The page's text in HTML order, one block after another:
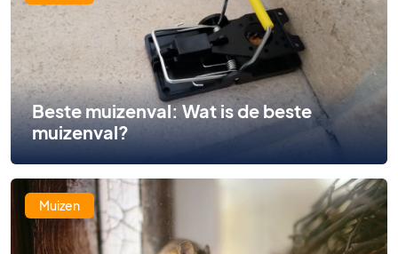
Beste muizenval: Wat is de beste
muizenval?
Muizen